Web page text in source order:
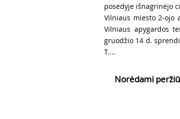
posėdyje išnagrinėjo
Vilniaus miesto 2-ojo
Vilniaus apygardos
gruodžio 14 d.
T....
Norėdami